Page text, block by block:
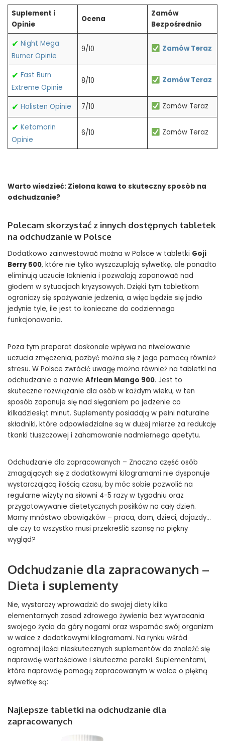
Suplement i
Opinie
Ocena
Zamów
Bezpośrednio
✔ Night Mega
Burner Opinie
9/10 Zamów Teraz
✔ Fast Burn
Extreme Opinie
8/10 Zamów Teraz
✔ Holisten Opinie 7/10 Zamów Teraz
✔ Ketomorin
Opinie
6/10 Zamów Teraz
Warto wiedzieć: Zielona kawa to skuteczny sposób na
odchudzanie?
Polecam skorzystać z innych dostępnych tabletek
na odchudzanie w Polsce
Dodatkowo zainwestować można w Polsce w tabletki Goji
Berry 500, które nie tylko wyszczuplają sylwetkę, ale ponadto
eliminują uczucie łaknienia i pozwalają zapanować nad
głodem w sytuacjach kryzysowych. Dzięki tym tabletkom
ograniczy się spożywanie jedzenia, a więc będzie się jadło
jedynie tyle, ile jest to konieczne do codziennego
funkcjonowania.
Poza tym preparat doskonale wpływa na niwelowanie
uczucia zmęczenia, pozbyć można się z jego pomocą również
stresu. W Polsce zwrócić uwagę można również na tabletki na
odchudzanie o nazwie African Mango 900. Jest to
skuteczne rozwiązanie dla osób w każdym wieku, w ten
sposób zapanuje się nad sięganiem po jedzenie co
kilkadziesiąt minut. Suplementy posiadają w pełni naturalne
składniki, które odpowiedzialne są w dużej mierze za redukcję
tkanki tłuszczowej i zahamowanie nadmiernego apetytu.
Odchudzanie dla zapracowanych – Znaczna część osób
zmagających się z dodatkowymi kilogramami nie dysponuje
wystarczającą ilością czasu, by móc sobie pozwolić na
regularne wizyty na siłowni 4-5 razy w tygodniu oraz
przygotowywanie dietetycznych posiłków na cały dzień.
Mamy mnóstwo obowiązków – praca, dom, dzieci, dojazdy…
ale czy to wszystko musi przekreślić szansę na piękny
wygląd?
Odchudzanie dla zapracowanych –
Dieta i suplementy
Nie, wystarczy wprowadzić do swojej diety kilka
elementarnych zasad zdrowego żywienia bez wywracania
swojego życia do góry nogami oraz wspomóc swój organizm
w walce z dodatkowymi kilogramami. Na rynku wśród
ogromnej ilości nieskutecznych suplementów da znaleźć się
naprawdę wartościowe i skuteczne perełki. Suplementami,
które naprawdę pomogą zapracowanym w walce o piękną
sylwetkę są:
Najlepsze tabletki na odchudzanie dla
zapracowanych